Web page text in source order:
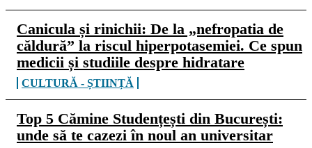
Canicula și rinichii: De la „nefropatia de
căldură” la riscul hiperpotasemiei. Ce spun
medicii și studiile despre hidratare
CULTURĂ - ȘTIINȚĂ
Top 5 Cămine Studențești din București:
unde să te cazezi în noul an universitar